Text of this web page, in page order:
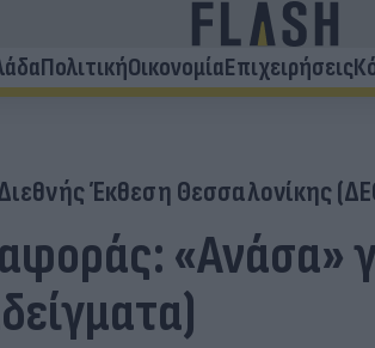
ΠολιτικήΟικονομίαΕπιχειρήσεις
Έκθεση Θεσσαλονίκης
«Ανάσα»